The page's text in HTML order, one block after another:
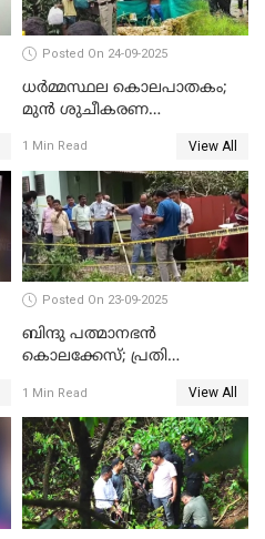
Posted On 24-09-2025
ധർമ്മസ്ഥല കൊലപാതകം;
മുൻ ശുചീകരണ
രേഖപ്പെടുത്തും
1 Min Read View All
Posted On 23-09-2025
ബിന്ദു പത്മാനഭന്‍
കൊലക്കേസ്; പ്രതി
രേഖപ്പെടുത്തി
1 Min Read View All